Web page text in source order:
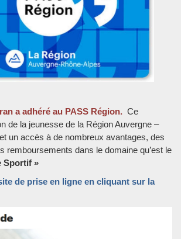
a adhéré au PASS Région. Ce
de la jeunesse de la Région Auvergne –
un accès à de nombreux avantages, des
remboursements dans le domaine qu’est le
Sportif »
de prise en ligne en cliquant sur la